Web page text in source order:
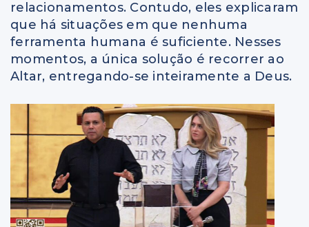
relacionamentos. Contudo, eles explicaram
que há situações em que nenhuma
ferramenta humana é suficiente. Nesses
momentos, a única solução é recorrer ao
Altar, entregando-se inteiramente a Deus.